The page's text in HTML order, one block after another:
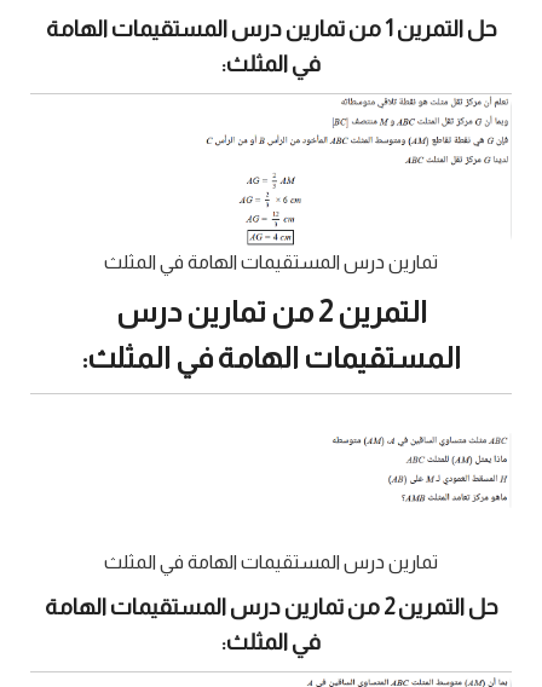
حل التمرين 1 من تمارين درس المستقيمات الهامة
في المثلث:
تمارين درس المستقيمات الهامة في المثلث
التمرين 2 من تمارين درس
المستقيمات الهامة في المثلث:
تمارين درس المستقيمات الهامة في المثلث
حل التمرين 2 من تمارين درس المستقيمات الهامة
في المثلث: